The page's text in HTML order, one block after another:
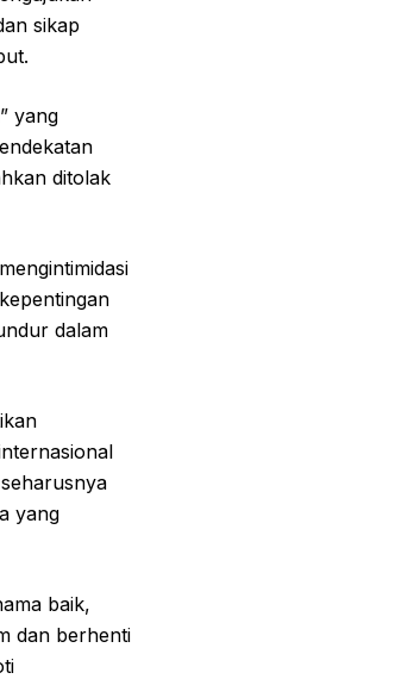
sikap
yang
ditolak
dalam
yang
baik,
dan berhenti